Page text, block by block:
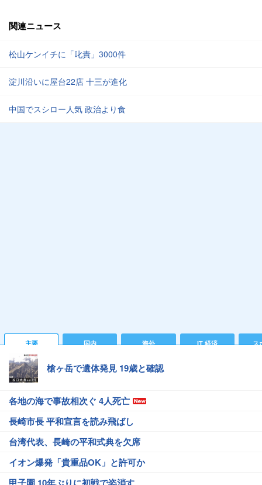
関連ニュース
松山ケンイチに「叱責」3000件
淀川沿いに屋台22店 十三が進化
中国でスシロー人気 政治より食
主要 国内 海外 IT 経済 ス
槍ヶ岳で遺体発見 19歳と確認
各地の海で事故相次ぐ 4人死亡
長崎市長 平和宣言を読み飛ばし
台湾代表、長崎の平和式典を欠席
イオン爆発「貴重品OK」と許可か